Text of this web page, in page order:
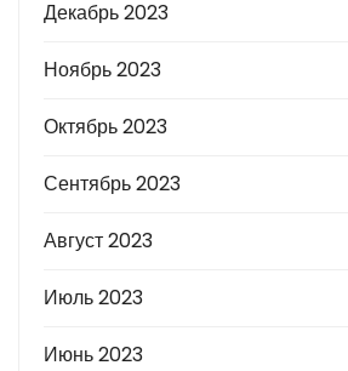
Декабрь 2023
Ноябрь 2023
Октябрь 2023
Сентябрь 2023
Август 2023
Июль 2023
Июнь 2023